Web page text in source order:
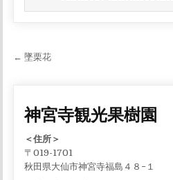
投稿ナビゲーシ
← 墜栗花
神宮寺観光果樹園
＜住所＞
〒019-1701
秋田県大仙市神宮寺福島４８−１